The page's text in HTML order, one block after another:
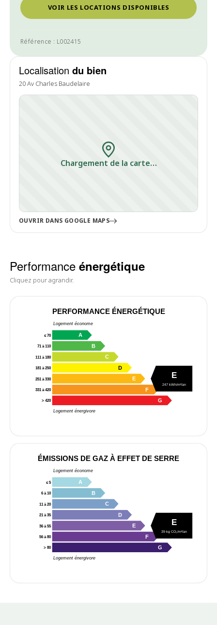
VOIR LES LOCATIONS DISPONIBLES
Référence : L002415
Localisation du bien
20 Av Charles Baudelaire
Chargement de la carte…
OUVRIR DANS GOOGLE MAPS
Performance énergétique
Cliquez pour agrandir.
PERFORMANCE ÉNERGÉTIQUE
Logement économe
Logement énergivore
≤ 70 A
71 à 110 B
111 à 180 C
181 à 250 D
251 à 330 E
331 à 420 F
> 420 G
E
247 kWh/m²/an
ÉMISSIONS DE GAZ À EFFET DE SERRE
Logement économe
Logement énergivore
≤ 5 A
6 à 10 B
11 à 20 C
21 à 35 D
36 à 55 E
56 à 80 F
> 80 G
E
39 kg CO₂/m²/an